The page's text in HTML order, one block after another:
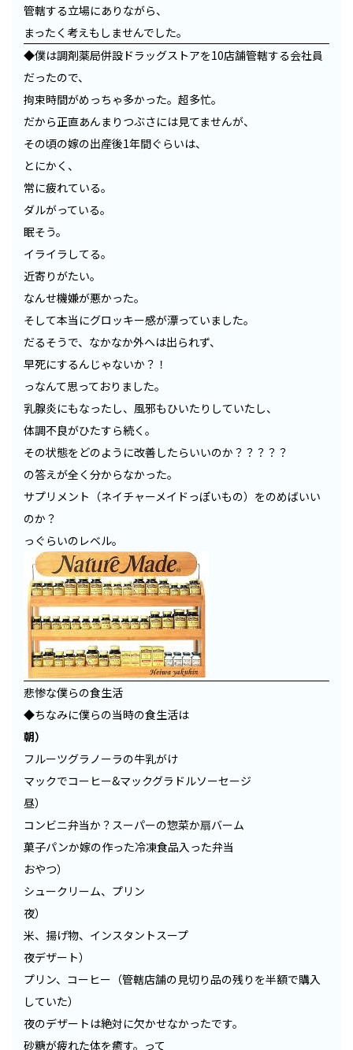
管轄する立場にありながら、
まったく考えもしませんでした。
◆僕は調剤薬局併設ドラッグストアを10店舗管轄する会社員
だったので、
拘束時間がめっちゃ多かった。超多忙。
だから正直あんまりつぶさには見てませんが、
その頃の嫁の出産後1年間ぐらいは、
とにかく、
常に疲れている。
ダルがっている。
眠そう。
イライラしてる。
近寄りがたい。
なんせ機嫌が悪かった。
そして本当にグロッキー感が漂っていました。
だるそうで、なかなか外へは出られず、
早死にするんじゃないか？！
っなんて思っておりました。
乳腺炎にもなったし、風邪もひいたりしていたし、
体調不良がひたすら続く。
その状態をどのように改善したらいいのか？？？？？
の答えが全く分からなかった。
サプリメント（ネイチャーメイドっぽいもの）をのめばいい
のか？
っぐらいのレベル。
悲惨な僕らの食生活
◆ちなみに僕らの当時の食生活は
朝）
フルーツグラノーラの牛乳がけ
マックでコーヒー&マックグラドルソーセージ
昼）
コンビニ弁当か？スーパーの惣菜か扇バーム
菓子パンか嫁の作った冷凍食品入った弁当
おやつ）
シュークリーム、プリン
夜）
米、揚げ物、インスタントスープ
夜デザート）
プリン、コーヒー（管轄店舗の見切り品の残りを半額で購入
していた）
夜のデザートは絶対に欠かせなかったです。
砂糖が疲れた体を癒す。って